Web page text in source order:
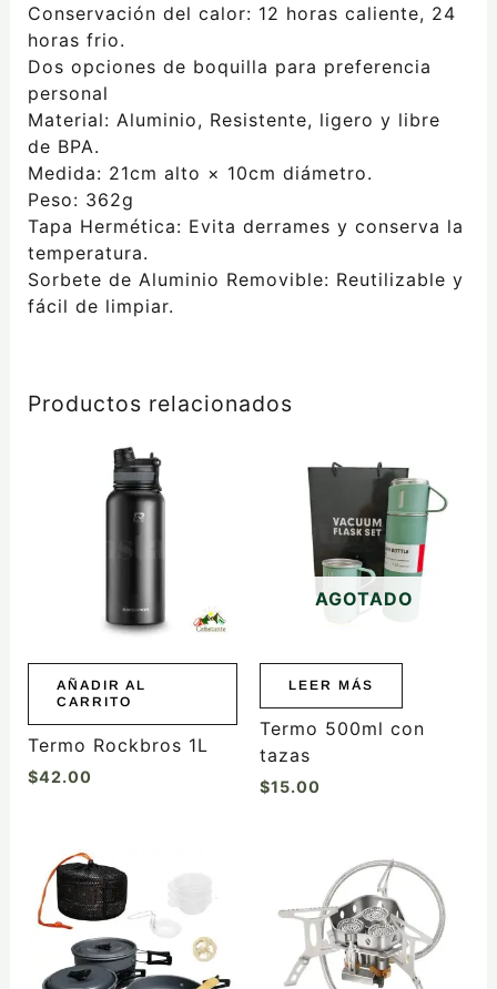
Conservación del calor: 12 horas caliente, 24
horas frio.
Dos opciones de boquilla para preferencia
personal
Material: Aluminio, Resistente, ligero y libre
de BPA.
Medida: 21cm alto × 10cm diámetro.
Peso: 362g
Tapa Hermética: Evita derrames y conserva la
temperatura.
Sorbete de Aluminio Removible: Reutilizable y
fácil de limpiar.
Productos relacionados
AÑADIR AL
CARRITO
Termo Rockbros 1L
$42.00
AGOTADO
LEER MÁS
Termo 500ml con
tazas
$15.00